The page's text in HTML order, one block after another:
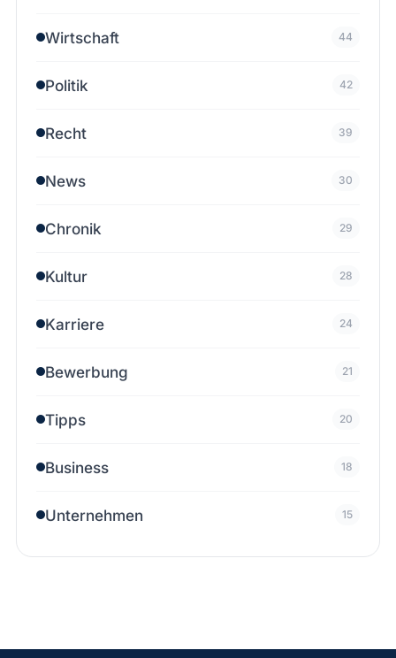
Wirtschaft 44
Politik 42
Recht 39
News 30
Chronik 29
Kultur 28
Karriere 24
Bewerbung 21
Tipps 20
Business 18
Unternehmen 15